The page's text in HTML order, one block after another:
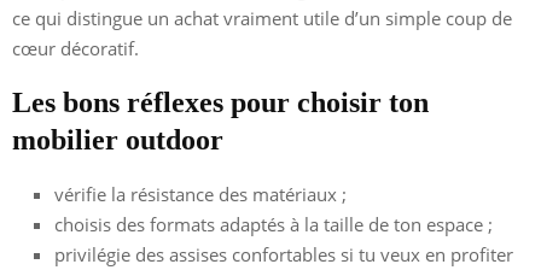
ce qui distingue un achat vraiment utile d’un simple coup de
cœur décoratif.
Les bons réflexes pour choisir ton
mobilier outdoor
vérifie la résistance des matériaux ;
choisis des formats adaptés à la taille de ton espace ;
privilégie des assises confortables si tu veux en profiter